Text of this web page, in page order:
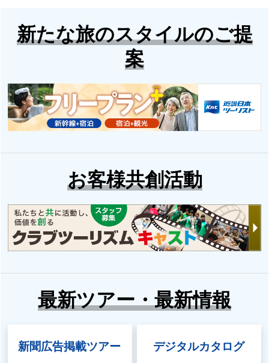
新たな旅のスタイルのご提
案
お客様共創活動
最新ツアー・最新情報
新聞広告掲載ツアー デジタルカタログ